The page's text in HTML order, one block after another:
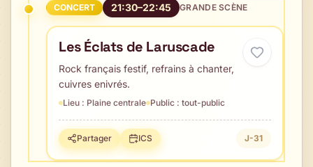
CONCERT 21:30–22:45 GRANDE SCÈNE
Les Éclats de Laruscade
Rock français festif, refrains à chanter,
cuivres enivrés.
Lieu : Plaine centrale Public : tout-public
Partager ICS J-31